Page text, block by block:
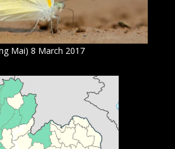
Mai) 8 March 2017